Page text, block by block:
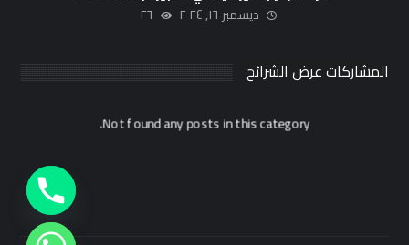
ديسمبر ١٦, ٢٠٢٤ ٢٦
المشاركات عرض الشرائح
Not found any posts in this category.